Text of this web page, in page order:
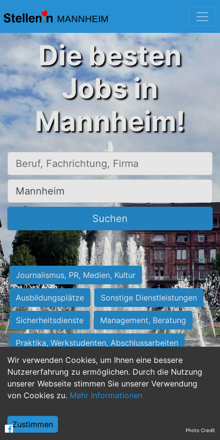
MANNHEIM
Wir verwenden Cookies, um Ihnen eine bessere
Nutzererfahrung zu ermöglichen. Durch die Nutzung
unserer Webseite stimmen Sie unserer Verwendung
von Cookies zu. Mehr Informationen
Zustimmen
Die besten
Jobs in
Mannheim!
Beruf, Fachrichtung, Firma
Ort, Stadt
Suchen
Journalismus, PR, Medien, Kultur
Ausbildungsplätze Sonstige Dienstleistungen
Sicherheitsdienste Management, Beratung
Praktika, Werkstudenten, Abschlussarbeiten
Personalwesen Assistenz, Sekretariat
Hilfskräfte, Aushilfs- und Nebenjobs
Weiterbildung, Studium, duale Ausbildung Photo Credit